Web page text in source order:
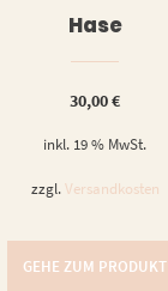
Hase
30,00€
inkl. 19 % MwSt.
zzgl. Versandkosten
GEHE ZUM PRODUKT